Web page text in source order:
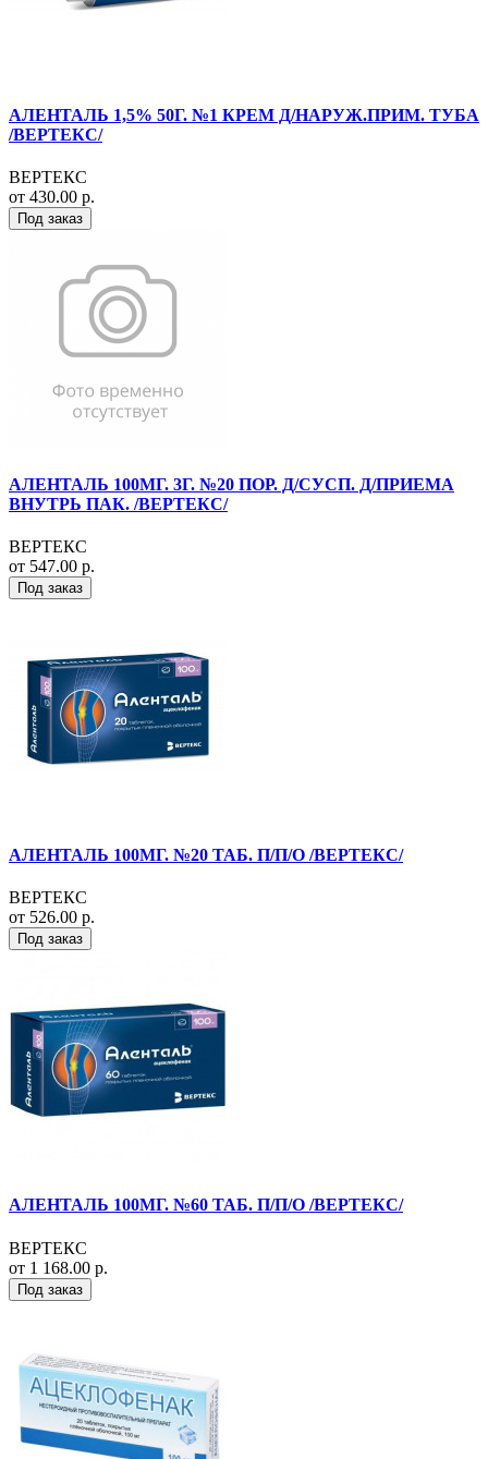
АЛЕНТАЛЬ 1,5% 50Г. №1 КРЕМ Д/НАРУЖ.ПРИМ. ТУБА
/ВЕРТЕКС/
ВЕРТЕКС
от 430.00 р.
Под заказ
АЛЕНТАЛЬ 100МГ. 3Г. №20 ПОР. Д/СУСП. Д/ПРИЕМА
ВНУТРЬ ПАК. /ВЕРТЕКС/
ВЕРТЕКС
от 547.00 р.
Под заказ
АЛЕНТАЛЬ 100МГ. №20 ТАБ. П/П/О /ВЕРТЕКС/
ВЕРТЕКС
от 526.00 р.
Под заказ
АЛЕНТАЛЬ 100МГ. №60 ТАБ. П/П/О /ВЕРТЕКС/
ВЕРТЕКС
от 1 168.00 р.
Под заказ